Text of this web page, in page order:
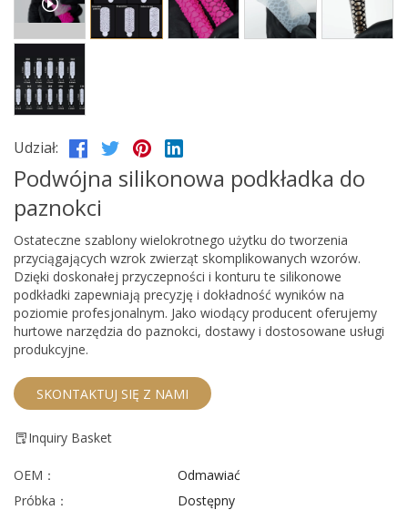
Udział:
Podwójna silikonowa podkładka do
paznokci
Ostateczne szablony wielokrotnego użytku do tworzenia
przyciągających wzrok zwierząt skomplikowanych wzorów.
Dzięki doskonałej przyczepności i konturu te silikonowe
podkładki zapewniają precyzję i dokładność wyników na
poziomie profesjonalnym. Jako wiodący producent oferujemy
hurtowe narzędzia do paznokci, dostawy i dostosowane usługi
produkcyjne.
SKONTAKTUJ SIĘ Z NAMI
Inquiry Basket
OEM：
Odmawiać
Próbka：
Dostępny